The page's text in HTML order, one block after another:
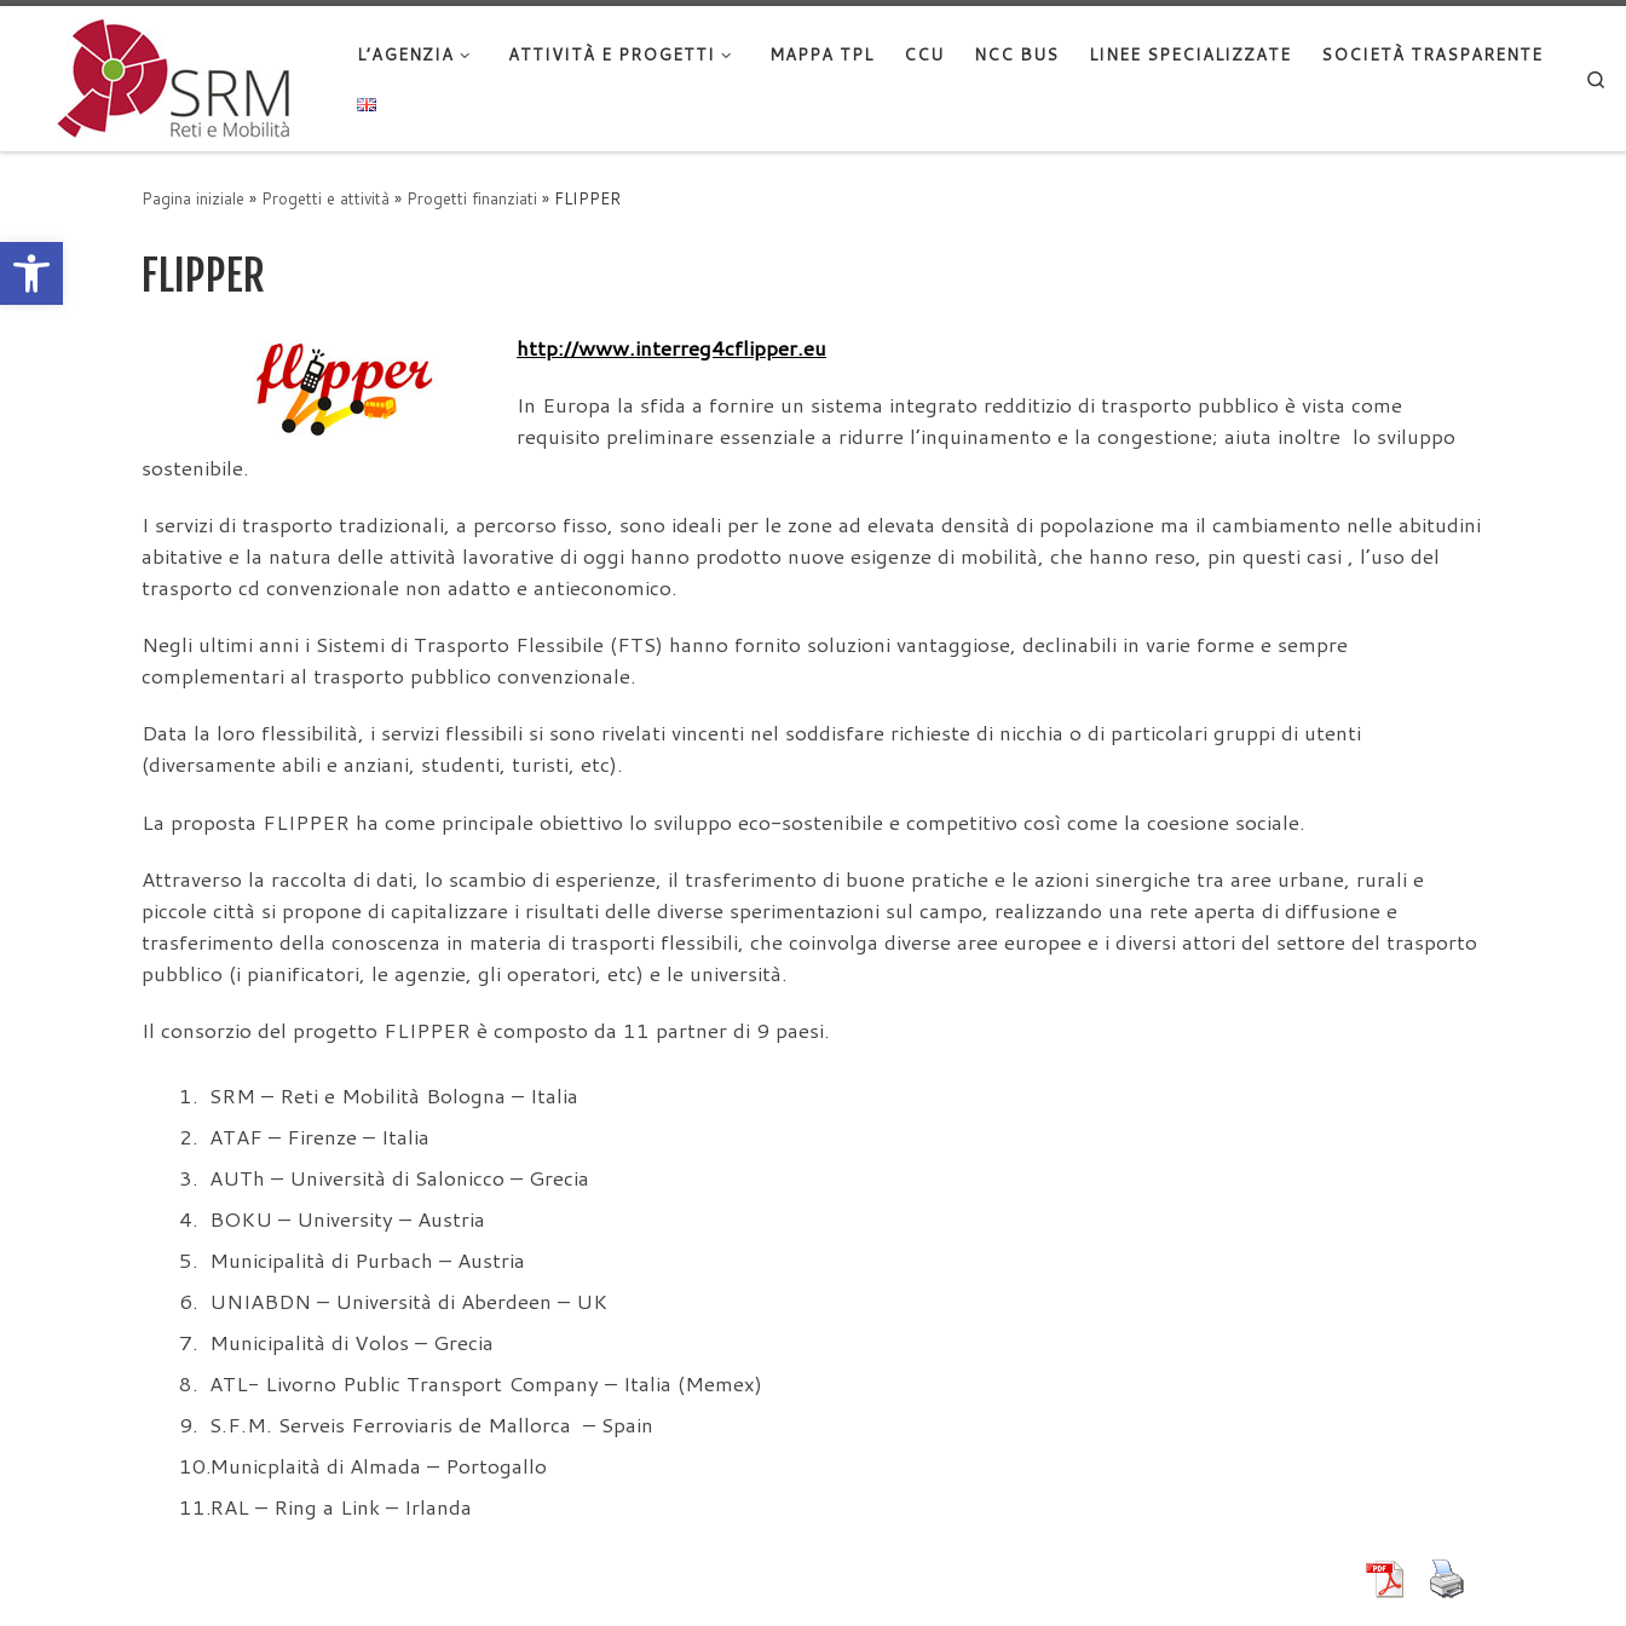
Apri la barra degli strumenti
Passa al contenuto
L’AGENZIA ATTIVITÀ E PROGETTI MAPPA TPL CCU NCC BUS LINEE SPECIALIZZATE SOCIETÀ TRASPARENTE
Pagina iniziale » Progetti e attività » Progetti finanziati » FLIPPER
FLIPPER
http://www.interreg4cflipper.eu
In Europa la sfida a fornire un sistema integrato redditizio di trasporto pubblico è vista come
requisito preliminare essenziale a ridurre l’inquinamento e la congestione; aiuta inoltre lo sviluppo
sostenibile.
I servizi di trasporto tradizionali, a percorso fisso, sono ideali per le zone ad elevata densità di popolazione ma il cambiamento nelle abitudini
abitative e la natura delle attività lavorative di oggi hanno prodotto nuove esigenze di mobilità, che hanno reso, pin questi casi , l’uso del
trasporto cd convenzionale non adatto e antieconomico.
Negli ultimi anni i Sistemi di Trasporto Flessibile (FTS) hanno fornito soluzioni vantaggiose, declinabili in varie forme e sempre
complementari al trasporto pubblico convenzionale.
Data la loro flessibilità, i servizi flessibili si sono rivelati vincenti nel soddisfare richieste di nicchia o di particolari gruppi di utenti
(diversamente abili e anziani, studenti, turisti, etc).
La proposta FLIPPER ha come principale obiettivo lo sviluppo eco-sostenibile e competitivo così come la coesione sociale.
Attraverso la raccolta di dati, lo scambio di esperienze, il trasferimento di buone pratiche e le azioni sinergiche tra aree urbane, rurali e
piccole città si propone di capitalizzare i risultati delle diverse sperimentazioni sul campo, realizzando una rete aperta di diffusione e
trasferimento della conoscenza in materia di trasporti flessibili, che coinvolga diverse aree europee e i diversi attori del settore del trasporto
pubblico (i pianificatori, le agenzie, gli operatori, etc) e le università.
Il consorzio del progetto FLIPPER è composto da 11 partner di 9 paesi.
SRM – Reti e Mobilità Bologna – Italia
ATAF – Firenze – Italia
AUTh – Università di Salonicco – Grecia
BOKU – University – Austria
Municipalità di Purbach – Austria
UNIABDN – Università di Aberdeen – UK
Municipalità di Volos – Grecia
ATL- Livorno Public Transport Company – Italia (Memex)
S.F.M. Serveis Ferroviaris de Mallorca – Spain
Municplaità di Almada – Portogallo
RAL – Ring a Link – Irlanda